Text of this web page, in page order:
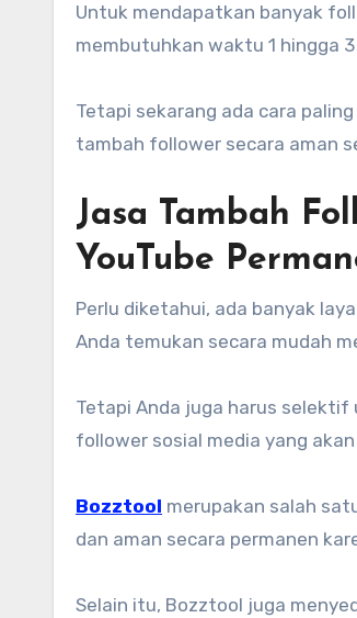
Untuk mendapatkan banyak
membutuhkan waktu 1 hingga
Tetapi sekarang ada cara
tambah follower secara aman
Jasa Tambah
YouTube
Perlu diketahui, ada banyak
Anda temukan secara mudah
Tetapi Anda juga harus
follower sosial media yang
Bozztool merupakan salah
dan aman secara permanen
Selain itu, Bozztool juga